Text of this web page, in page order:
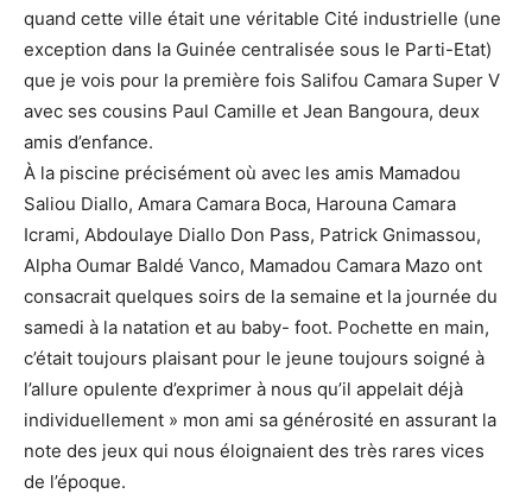
quand cette ville était une véritable Cité industrielle (une
exception dans la Guinée centralisée sous le Parti-Etat)
que je vois pour la première fois Salifou Camara Super V
avec ses cousins Paul Camille et Jean Bangoura, deux
amis d’enfance.
À la piscine précisément où avec les amis Mamadou
Saliou Diallo, Amara Camara Boca, Harouna Camara
Icrami, Abdoulaye Diallo Don Pass, Patrick Gnimassou,
Alpha Oumar Baldé Vanco, Mamadou Camara Mazo ont
consacrait quelques soirs de la semaine et la journée du
samedi à la natation et au baby- foot. Pochette en main,
c’était toujours plaisant pour le jeune toujours soigné à
l’allure opulente d’exprimer à nous qu’il appelait déjà
individuellement » mon ami sa générosité en assurant la
note des jeux qui nous éloignaient des très rares vices
de l’époque.